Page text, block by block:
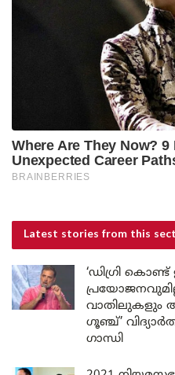
Latest stories from this
‘ഡിഗ്രി
വാതിലുകളും
ഗൂഞ്ച്’
ഗാന്ധി